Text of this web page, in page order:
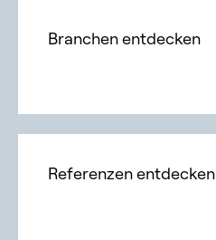
Branchen entdecken
Referenzen entdecken